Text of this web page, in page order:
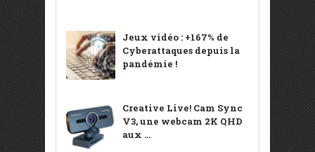
Jeux vidéo : +167% de
Cyberattaques depuis la
pandémie !
Creative Live! Cam Sync
V3, une webcam 2K QHD
aux ...